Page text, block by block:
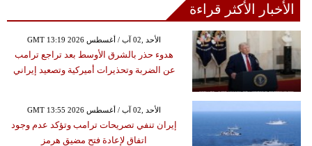
الأخبار الأكثر قراءة
GMT 13:19 2026 الأحد ,02 آب / أغسطس
هدوء حذر بالشرق الأوسط بعد تراجع ترامب
عن الضربة وتحذيرات أميركية وتصعيد إيراني
GMT 13:55 2026 الأحد ,02 آب / أغسطس
إيران تنفي تصريحات ترامب وتؤكد عدم وجود
اتفاق لإعادة فتح مضيق هرمز